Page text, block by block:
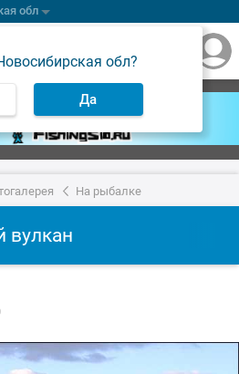
обл
обл?
Да
На рыбалке
вулкан